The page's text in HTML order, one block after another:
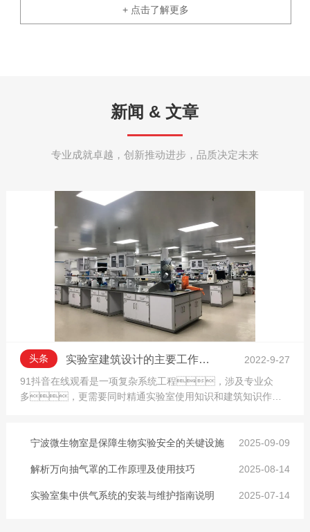
保、全新的实验室使用空间。91抖音短视频
通风和给排水、电气工程、安全监控及消防系
统、实验室家具及配套设备、用户培...
+ 点击了解更多
新闻 & 文章
专业成就卓越，创新推动进步，品质决定未来
头条 实验室建筑设计的主要工作有哪些，一起来了解下吧
2022-9-27
91抖音在线观看是一项复杂系统工程，涉及专业众
多，更需要同时精通实验室使用知识和建筑知识作为
具。实...
宁波微生物室是保障生物实验安全的关键设施 2025-09-09
解析万向抽气罩的工作原理及使用技巧 2025-08-14
实验室集中供气系统的安装与维护指南说明 2025-07-14